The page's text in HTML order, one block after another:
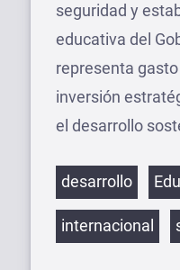
seguridad y
educativa del
representa
inversión
el desarrollo
Etiquetas
desarrollo
internacional